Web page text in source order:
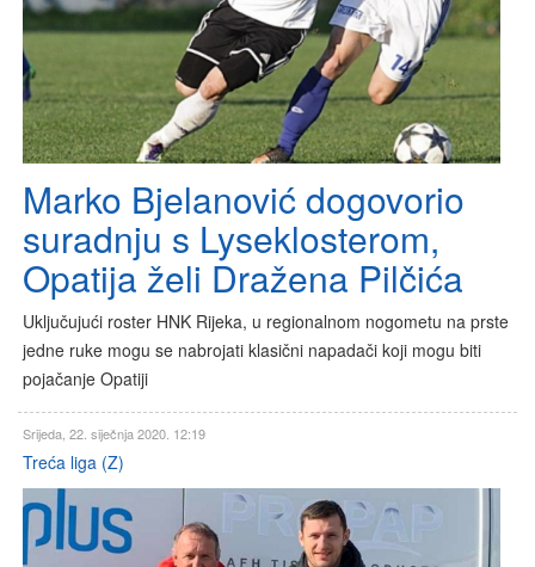
Marko Bjelanović dogovorio
suradnju s Lyseklosterom,
Opatija želi Dražena Pilčića
Uključujući roster HNK Rijeka, u regionalnom nogometu na prste
jedne ruke mogu se nabrojati klasični napadači koji mogu biti
pojačanje Opatiji
Srijeda, 22. siječnja 2020. 12:19
Treća liga (Z)